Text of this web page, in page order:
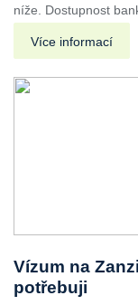
níže. Dostupnost
Více informací
Vízum na
potřebuji